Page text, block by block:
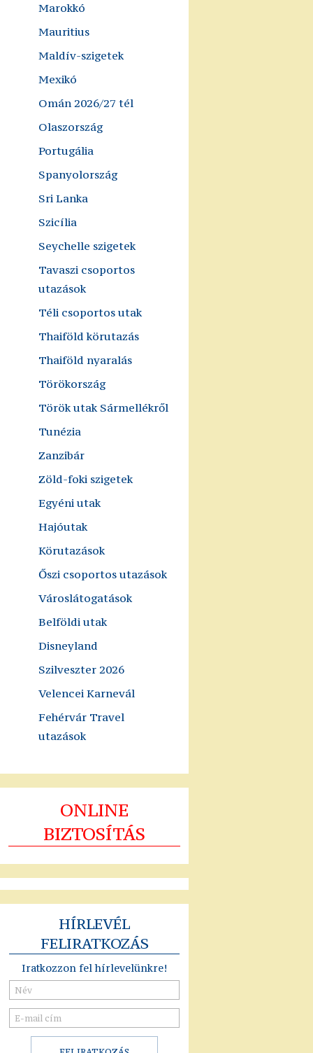
Marokkó
Mauritius
Maldív-szigetek
Mexikó
Omán 2026/27 tél
Olaszország
Portugália
Spanyolország
Sri Lanka
Szicília
Seychelle szigetek
Tavaszi csoportos
utazások
Téli csoportos utak
Thaiföld körutazás
Thaiföld nyaralás
Törökország
Török utak Sármellékről
Tunézia
Zanzibár
Zöld-foki szigetek
Egyéni utak
Hajóutak
Körutazások
Őszi csoportos utazások
Városlátogatások
Belföldi utak
Disneyland
Szilveszter 2026
Velencei Karnevál
Fehérvár Travel
utazások
ONLINE
BIZTOSÍTÁS
HÍRLEVÉL
FELIRATKOZÁS
Iratkozzon fel hírlevelünkre!